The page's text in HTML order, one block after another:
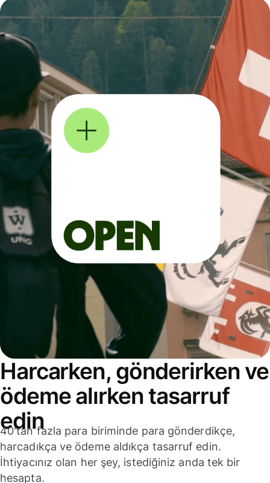
Harcarken, gönderirken ve
ödeme alırken tasarruf
edin
40'tan fazla para biriminde para gönderdikçe,
harcadıkça ve ödeme aldıkça tasarruf edin.
İhtiyacınız olan her şey, istediğiniz anda tek bir
hesapta.